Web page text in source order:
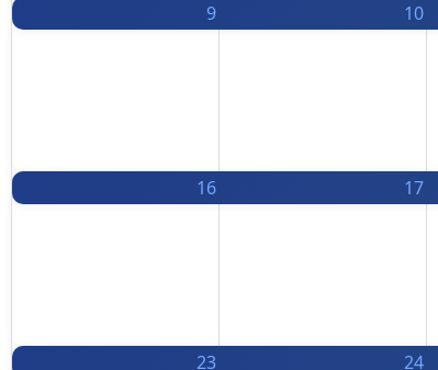
9 10
16 17
23 24